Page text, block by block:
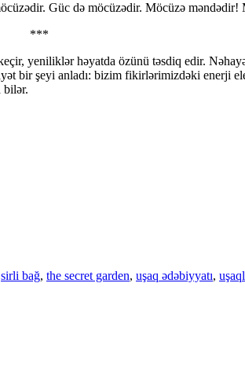
Güc də möcüzədir. Möcüzə məndədir!
***
yeniliklər həyatda özünü təsdiq edir.
bir şeyi anladı: bizim fikirlərimizdəki enerji
bilər.
sirli bağ, the secret garden, uşaq ədəbiyyatı,